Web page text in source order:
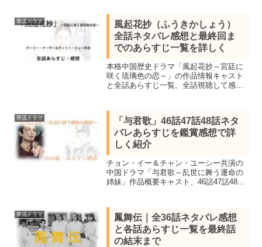
ンシー共演、中国大手配信サイトで週間
ランキング上位に君臨
華流ドラマ
風起花抄（ふうきかしょう）
全話ネタバレ感想と最終回ま
でのあらすじ一覧を詳しく
本格中国歴史ドラマ「風起花抄～宮廷に
咲く琉璃色の恋～」の作品情報キャスト
と全話あらすじ一覧、全話視聴して感想
ューが共演し視聴率、再生ランキング一
位を獲得した宮廷ラブ史劇。
華流ドラマ
「与君歌」46話47話48話ネタ
バレあらすじを鑑賞感想で詳
しく紹介
チョン・イー＆チャン・ユーシー共演の
中国ドラマ「与君歌～乱世に舞う運命の
姉妹」作品概要キャスト、46話47話48話
史事件をベース描かれたファンタジー歴
史ドラマ。
華流ドラマ
鳳舞伝｜全36話ネタバレ感想
と各話あらすじ一覧を最終話
の結末まで